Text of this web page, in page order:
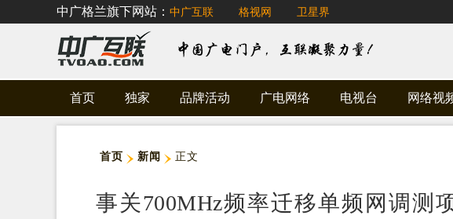
中广格兰旗下网站： 中广互联 格视网 卫星界
首页 独家 品牌活动 广电网络 电视台 网络视
首页 新闻 正文
事关700MHz频率迁移单频网调测